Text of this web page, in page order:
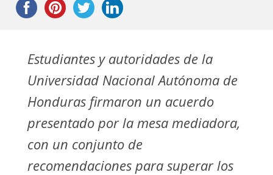
Estudiantes y autoridades de la
Universidad Nacional Autónoma de
Honduras firmaron un acuerdo
presentado por la mesa mediadora,
con un conjunto de
recomendaciones para superar los